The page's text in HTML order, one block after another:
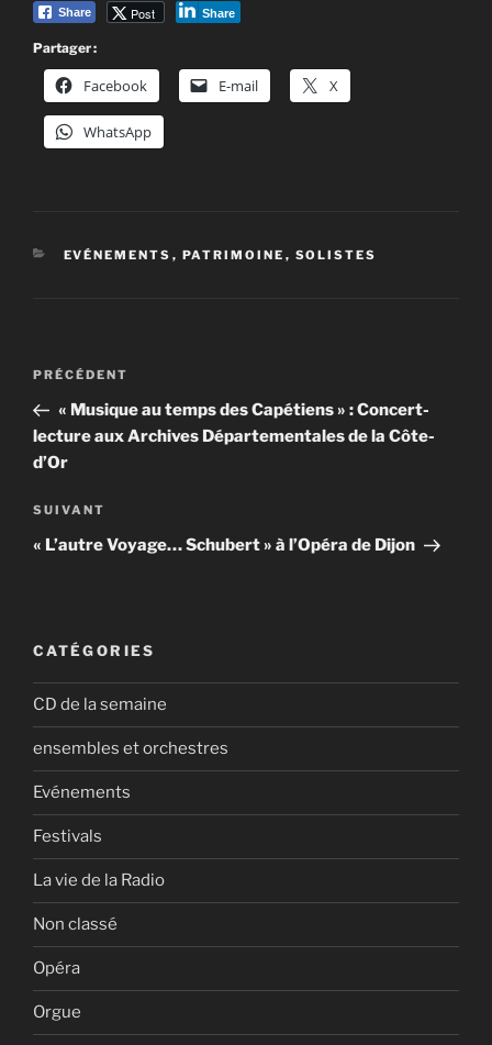
Share Post Share
Partager :
Facebook E-mail X
WhatsApp
CATÉGORIES
EVÉNEMENTS , PATRIMOINE , SOLISTES
Navigation
l’article
Article
précédent
PRÉCÉDENT
« Musique au temps des Capétiens » : Concert-
lecture aux Archives Départementales de la Côte-
d’Or
Article
suivant
SUIVANT
« L’autre Voyage… Schubert » à l’Opéra de Dijon
CATÉGORIES
CD de la semaine
ensembles et orchestres
Evénements
Festivals
La vie de la Radio
Non classé
Opéra
Orgue